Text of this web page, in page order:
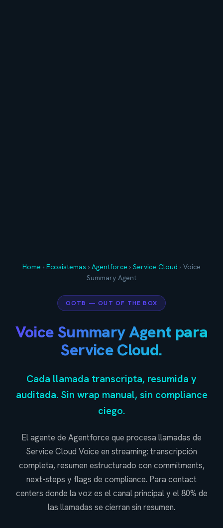
Home › Ecosistemas › Agentforce › Service Cloud › Voice
Summary Agent
OOTB — OUT OF THE BOX
Voice Summary Agent para
Service Cloud.
Cada llamada transcripta, resumida y
auditada. Sin wrap manual, sin compliance
ciego.
El agente de Agentforce que procesa llamadas de
Service Cloud Voice en streaming: transcripción
completa, resumen estructurado con commitments,
next-steps y flags de compliance. Para contact
centers donde la voz es el canal principal y el 80% de
las llamadas se cierran sin resumen.